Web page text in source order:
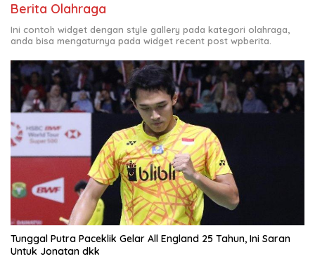
Berita Olahraga
Ini contoh widget dengan style gallery pada kategori olahraga,
anda bisa mengaturnya pada widget recent post wpberita.
Tunggal Putra Paceklik Gelar All England 25 Tahun, Ini Saran
Untuk Jonatan dkk